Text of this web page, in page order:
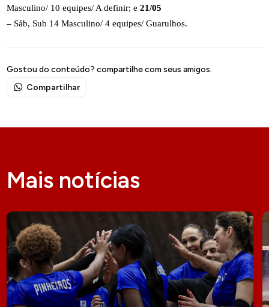
Masculino/ 10 equipes/ A definir; e21/05
– Sáb, Sub 14 Masculino/ 4 equipes/ Guarulhos.
Gostou do conteúdo? compartilhe com seus amigos.
Compartilhar
Mais notícias